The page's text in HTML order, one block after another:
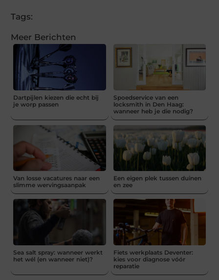
Tags:
Meer Berichten
Dartpijlen kiezen die echt bij
je worp passen
Spoedservice van een
locksmith in Den Haag:
wanneer heb je die nodig?
Van losse vacatures naar een
slimme wervingsaanpak
Een eigen plek tussen duinen
en zee
Sea salt spray: wanneer werkt
het wél (en wanneer niet)?
Fiets werkplaats Deventer:
kies voor diagnose vóór
reparatie